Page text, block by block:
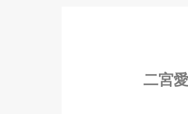
二宮